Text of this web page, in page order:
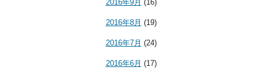
2016年9月 (16)
2016年8月 (19)
2016年7月 (24)
2016年6月 (17)